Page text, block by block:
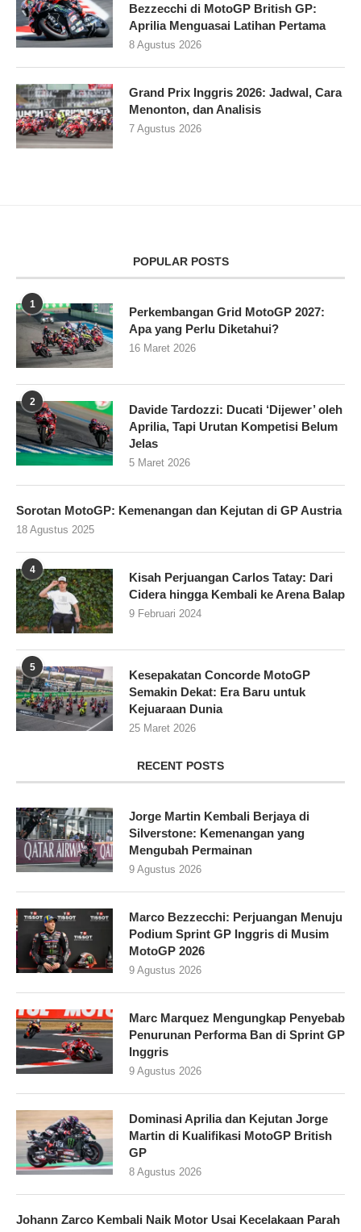
Bezzecchi di MotoGP British GP:
Aprilia Menguasai Latihan Pertama
8 Agustus 2026
Grand Prix Inggris 2026: Jadwal, Cara
Menonton, dan Analisis
7 Agustus 2026
POPULAR POSTS
1
Perkembangan Grid MotoGP 2027:
Apa yang Perlu Diketahui?
16 Maret 2026
2
Davide Tardozzi: Ducati ‘Dijewer’ oleh
Aprilia, Tapi Urutan Kompetisi Belum
Jelas
5 Maret 2026
Sorotan MotoGP: Kemenangan dan Kejutan di GP Austria
18 Agustus 2025
4
Kisah Perjuangan Carlos Tatay: Dari
Cidera hingga Kembali ke Arena Balap
9 Februari 2024
5
Kesepakatan Concorde MotoGP
Semakin Dekat: Era Baru untuk
Kejuaraan Dunia
25 Maret 2026
RECENT POSTS
Jorge Martin Kembali Berjaya di
Silverstone: Kemenangan yang
Mengubah Permainan
9 Agustus 2026
Marco Bezzecchi: Perjuangan Menuju
Podium Sprint GP Inggris di Musim
MotoGP 2026
9 Agustus 2026
Marc Marquez Mengungkap Penyebab
Penurunan Performa Ban di Sprint GP
Inggris
9 Agustus 2026
Dominasi Aprilia dan Kejutan Jorge
Martin di Kualifikasi MotoGP British
GP
8 Agustus 2026
Johann Zarco Kembali Naik Motor Usai Kecelakaan Parah